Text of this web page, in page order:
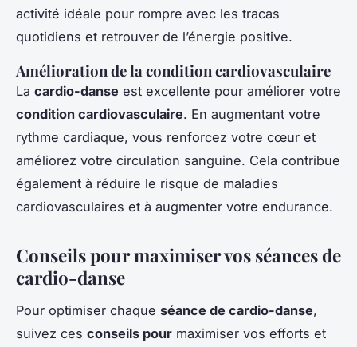
activité idéale pour rompre avec les tracas
quotidiens et retrouver de l’énergie positive.
Amélioration de la condition cardiovasculaire
La cardio-danse est excellente pour améliorer votre
condition cardiovasculaire. En augmentant votre
rythme cardiaque, vous renforcez votre cœur et
améliorez votre circulation sanguine. Cela contribue
également à réduire le risque de maladies
cardiovasculaires et à augmenter votre endurance.
Conseils pour maximiser vos séances de
cardio-danse
Pour optimiser chaque séance de cardio-danse,
suivez ces conseils pour maximiser vos efforts et